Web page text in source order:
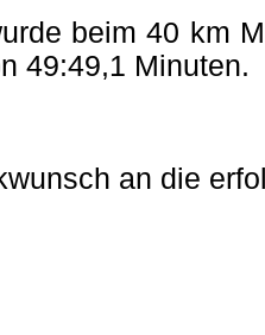
beim 40 km
49:49,1 Minuten.
an die